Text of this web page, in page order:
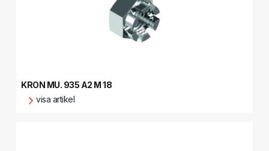
KRON MU. 935 A2 M 18
visa artikel